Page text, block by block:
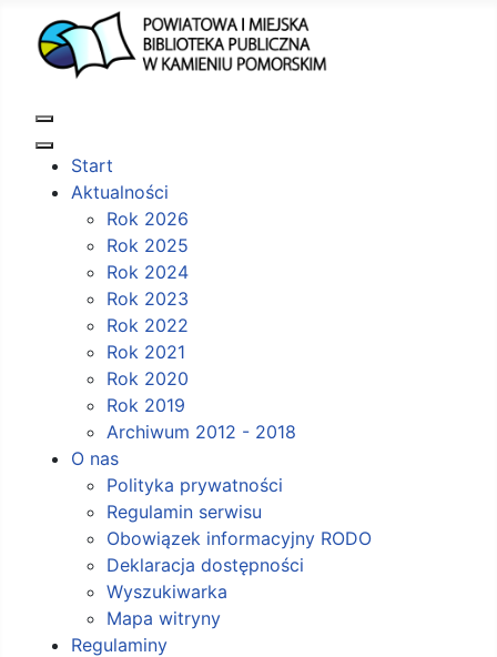
Start
Aktualności
Rok 2026
Rok 2025
Rok 2024
Rok 2023
Rok 2022
Rok 2021
Rok 2020
Rok 2019
Archiwum 2012 - 2018
O nas
Polityka prywatności
Regulamin serwisu
Obowiązek informacyjny RODO
Deklaracja dostępności
Wyszukiwarka
Mapa witryny
Regulaminy